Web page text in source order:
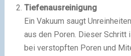
Tiefenausreinigung
Ein Vakuum saugt
aus den Poren. Dieser
bei verstopften Poren und